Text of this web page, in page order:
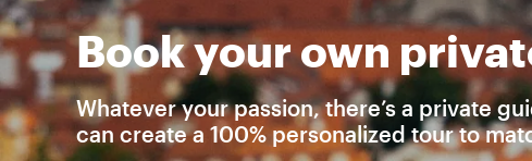
Book your own
Whatever your passion, there’s a private
can create a 100% personalized tour to